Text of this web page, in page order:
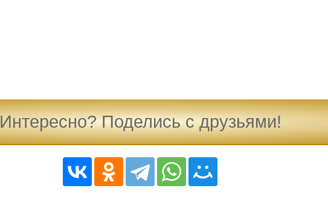
Интересно? Поделись с друзьями!